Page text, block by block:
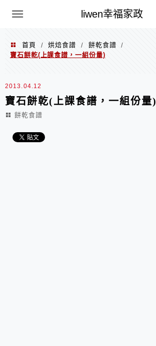
liwen幸福家政
menu
首頁 / 烘焙食譜 / 餅乾食譜
/
寶石餅乾(上課食譜，一組份量)
2013.04.12
寶石餅乾(上課食譜，一組份量)
餅乾食譜